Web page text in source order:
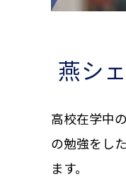
燕シ
高校在学中
の勉強をし
ます。